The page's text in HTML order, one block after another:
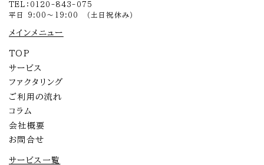
TEL：0120-843-075
平日 9:00～19:00 （土日祝休み）
メインメニュー
TOP
サービス
ファクタリング
ご利用の流れ
コラム
会社概要
お問合せ
サービス一覧